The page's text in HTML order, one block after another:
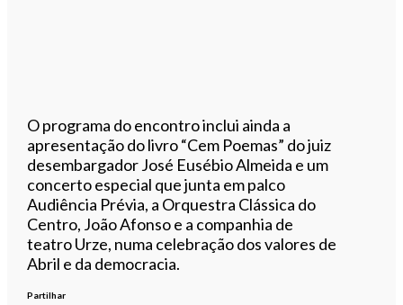
O programa do encontro inclui ainda a
apresentação do livro “Cem Poemas” do juiz
desembargador José Eusébio Almeida e um
concerto especial que junta em palco
Audiência Prévia, a Orquestra Clássica do
Centro, João Afonso e a companhia de
teatro Urze, numa celebração dos valores de
Abril e da democracia.
Partilhar